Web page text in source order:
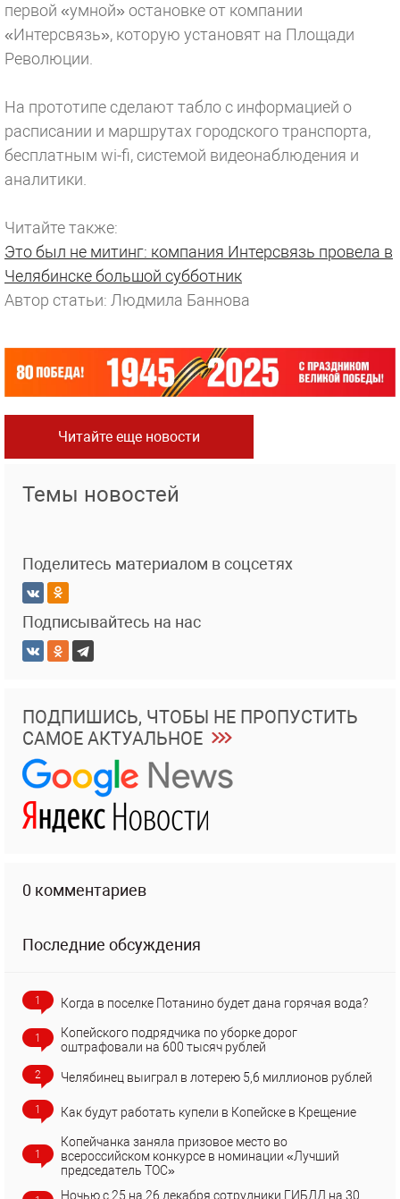
первой «умной» остановке от компании
«Интерсвязь», которую установят на Площади
Революции.
На прототипе сделают табло с информацией о
расписании и маршрутах городского транспорта,
бесплатным wi-fi, системой видеонаблюдения и
аналитики.
Читайте также:
Это был не митинг: компания Интерсвязь провела в
Челябинске большой субботник
Автор статьи: Людмила Баннова
Читайте еще новости
Темы новостей
Поделитесь материалом в соцсетях
Подписывайтесь на нас
ПОДПИШИСЬ, ЧТОБЫ НЕ ПРОПУСТИТЬ
САМОЕ АКТУАЛЬНОЕ
0 комментариев
Последние обсуждения
1 Когда в поселке Потанино будет дана горячая вода?
1
Копейского подрядчика по уборке дорог
оштрафовали на 600 тысяч рублей
2 Челябинец выиграл в лотерею 5,6 миллионов рублей
1 Как будут работать купели в Копейске в Крещение
1
Копейчанка заняла призовое место во
всероссийском конкурсе в номинации «Лучший
председатель ТОС»
Ночью с 25 на 26 декабря сотрудники ГИБДД на 30